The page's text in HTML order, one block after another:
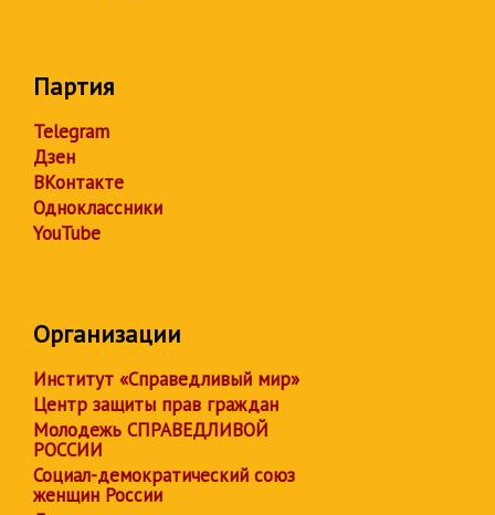
Партия
Telegram
Дзен
ВКонтакте
Одноклассники
YouTube
Организации
Институт «Справедливый мир»
Центр защиты прав граждан
Молодежь СПРАВЕДЛИВОЙ
РОССИИ
Социал-демократический союз
женщин России